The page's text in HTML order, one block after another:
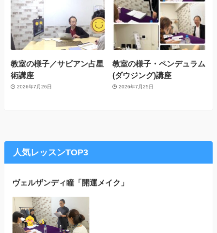
教室の様子／サビアン占星
術講座
2026年7月26日
教室の様子・ペンデュラム
(ダウジング)講座
2026年7月25日
人気レッスンTOP3
ヴェルザンディ瞳「開運メイク」